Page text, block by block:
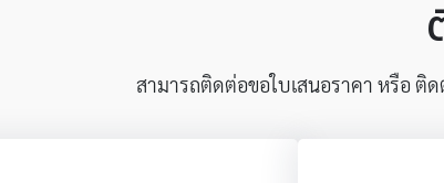
สามารถติดต่อขอใบเสนอราคา หรือ ติ